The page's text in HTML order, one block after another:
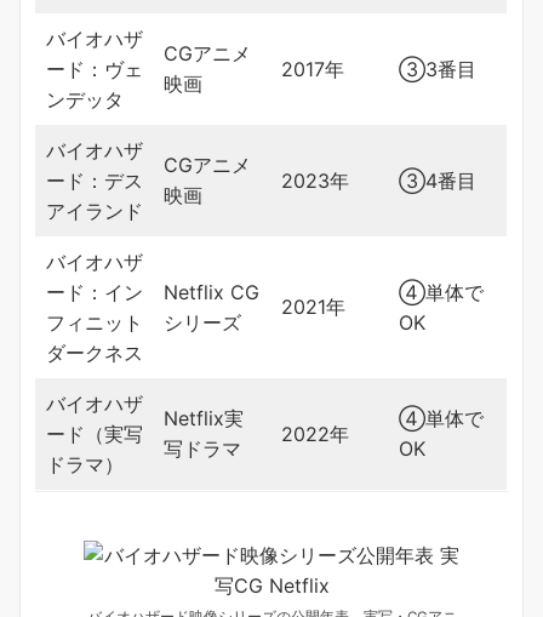
バイオハザ
ード：ヴェ
ンデッタ
CGアニメ
映画
2017年 ③3番目
バイオハザ
ード：デス
アイランド
CGアニメ
映画
2023年 ③4番目
バイオハザ
ード：イン
フィニット
ダークネス
Netflix CG
シリーズ
2021年
④単体で
OK
バイオハザ
ード（実写
ドラマ）
Netflix実
写ドラマ
2022年
④単体で
OK